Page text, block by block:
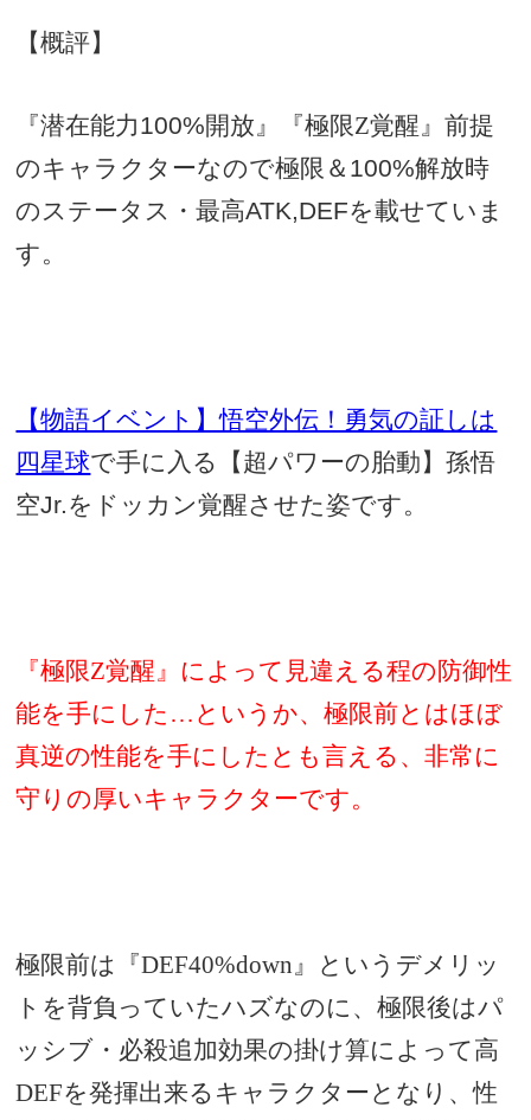
【概評】
『潜在能力100%開放』『極限Z覚醒』前提
のキャラクターなので極限＆ 100%解放時
のステータス・最高ATK,DEFを載せていま
す。
【物語イベント】悟空外伝！勇気の証しは
四星球で手に入る【超パワーの胎動】孫悟
空Jr.をドッカン覚醒させた姿です。
『極限Z覚醒』によって見違える程の防御性
能を手にした…というか、極限前とはほぼ
真逆の性能を手にしたとも言える、非常に
守りの厚いキャラクターです。
極限前は『DEF40%down』というデメリッ
トを背負っていたハズなのに、極限後はパ
ッシブ・必殺追加効果の掛け算によって高
DEFを発揮出来るキャラクターとなり、性